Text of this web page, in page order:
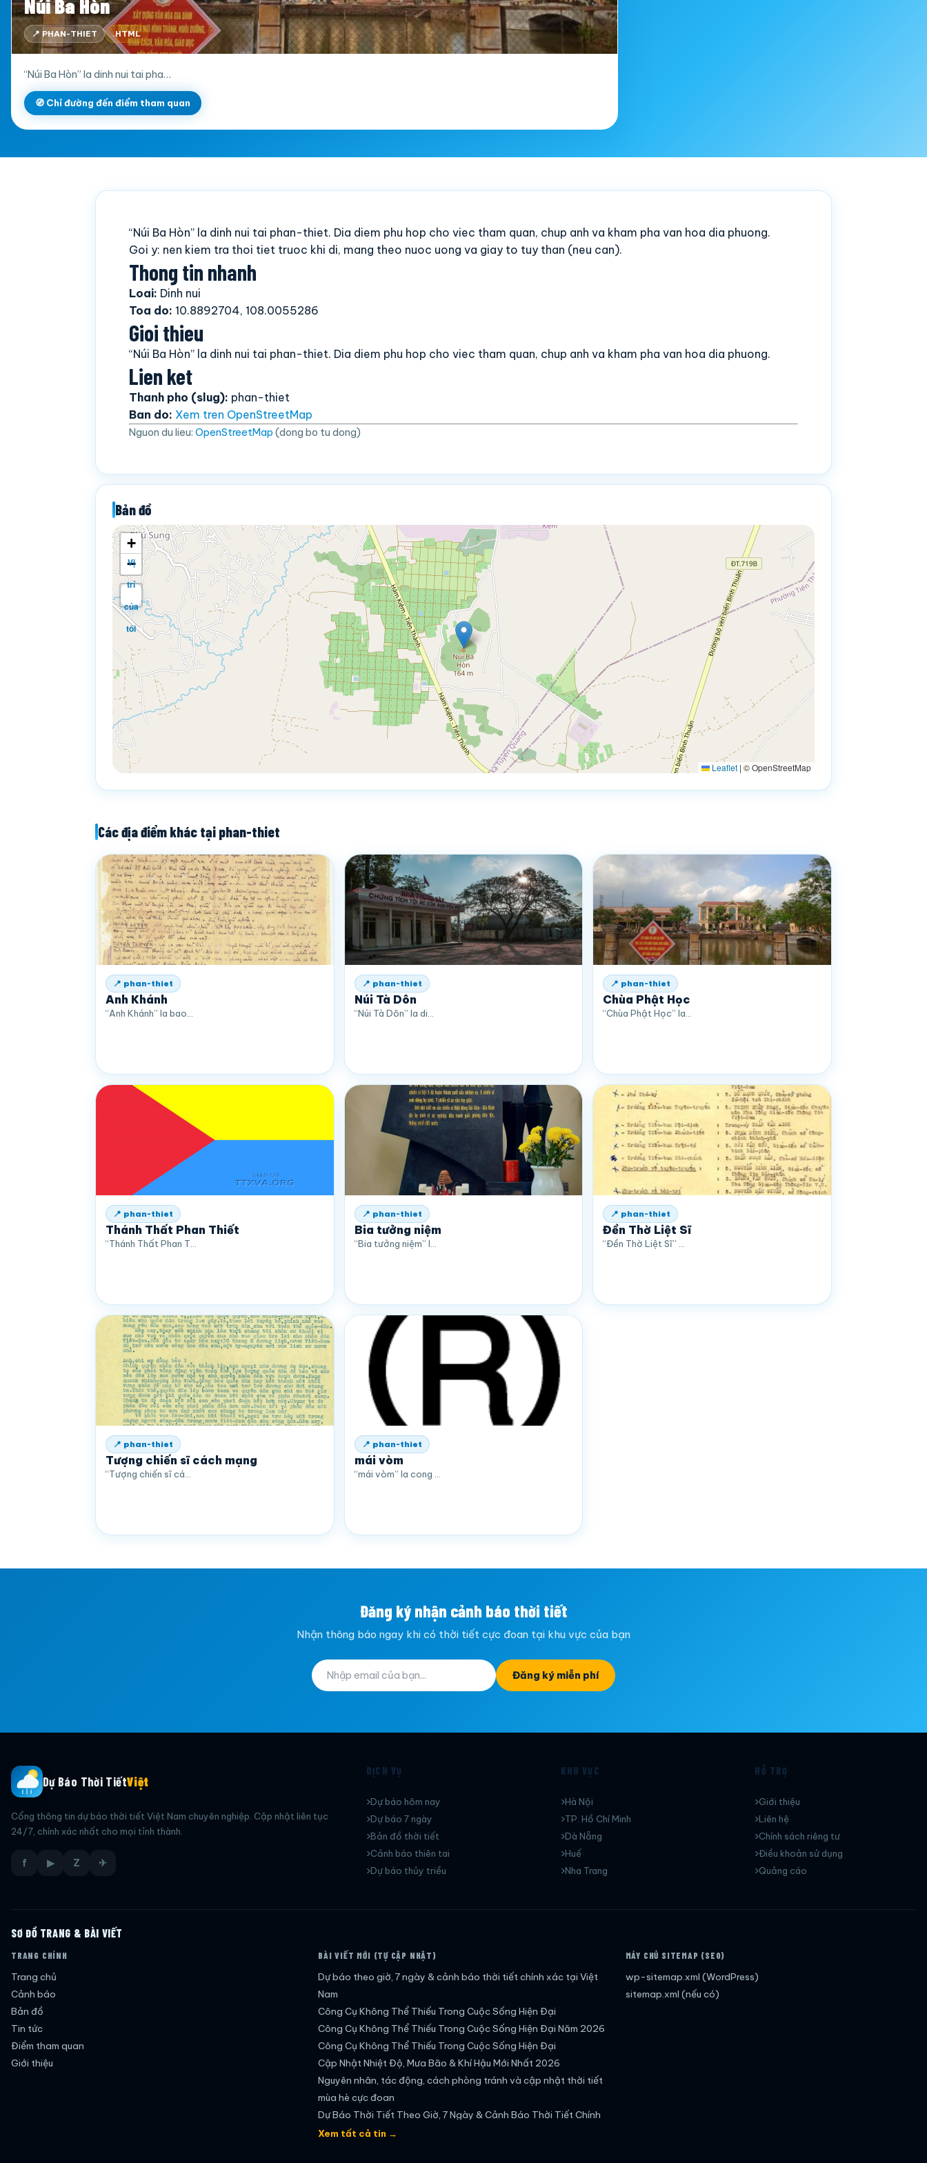
Núi Ba Hòn
📍 PHAN-THIET .HTML
“Núi Ba Hòn” la dinh nui tai pha…
🧭 Chỉ đường đến điểm tham quan
“Núi Ba Hòn” la dinh nui tai phan-thiet. Dia diem phu hop cho viec tham quan, chup anh va kham pha van hoa dia phuong.
Goi y: nen kiem tra thoi tiet truoc khi di, mang theo nuoc uong va giay to tuy than (neu can).
Thong tin nhanh
Loai: Dinh nui
Toa do: 10.8892704, 108.0055286
Gioi thieu
“Núi Ba Hòn” la dinh nui tai phan-thiet. Dia diem phu hop cho viec tham quan, chup anh va kham pha van hoa dia phuong.
Lien ket
Thanh pho (slug): phan-thiet
Ban do: Xem tren OpenStreetMap
Nguon du lieu: OpenStreetMap (dong bo tu dong)
Bản đồ
+
−
Vị
trí
của
tôi
Leaflet | © OpenStreetMap
Các địa điểm khác tại phan-thiet
📍 phan-thiet
Anh Khánh
“Anh Khánh” la bao…
📍 phan-thiet
Núi Tà Dôn
“Núi Tà Dôn” la di…
📍 phan-thiet
Chùa Phật Học
“Chùa Phật Học” la…
📍 phan-thiet
Thánh Thất Phan Thiết
“Thánh Thất Phan T…
📍 phan-thiet
Bia tưởng niệm
“Bia tưởng niệm” l…
📍 phan-thiet
Đền Thờ Liệt Sĩ
“Đền Thờ Liệt Sĩ” …
📍 phan-thiet
Tượng chiến sĩ cách mạng
“Tượng chiến sĩ cá…
📍 phan-thiet
mái vòm
“mái vòm” la cong …
Đăng ký nhận cảnh báo thời tiết
Nhận thông báo ngay khi có thời tiết cực đoan tại khu vực của bạn
Đăng ký miễn phí
Dự Báo Thời TiếtViệt
Cổng thông tin dự báo thời tiết Việt Nam chuyên nghiệp. Cập nhật liên tục
24/7, chính xác nhất cho mọi tỉnh thành.
f ▶ Z ✈
DỊCH VỤ
Dự báo hôm nay
Dự báo 7 ngày
Bản đồ thời tiết
Cảnh báo thiên tai
Dự báo thủy triều
KHU VỰC
Hà Nội
TP. Hồ Chí Minh
Dà Nẵng
Huế
Nha Trang
HỖ TRỢ
Giới thiệu
Liên hệ
Chính sách riêng tư
Điều khoản sử dụng
Quảng cáo
SƠ ĐỒ TRANG & BÀI VIẾT
TRANG CHÍNH
Trang chủ
Cảnh báo
Bản đồ
Tin tức
Điểm tham quan
Giới thiệu
BÀI VIẾT MỚI (TỰ CẬP NHẬT)
Dự báo theo giờ, 7 ngày & cảnh báo thời tiết chính xác tại Việt
Nam
Công Cụ Không Thể Thiếu Trong Cuộc Sống Hiện Đại
Công Cụ Không Thể Thiếu Trong Cuộc Sống Hiện Đại Năm 2026
Công Cụ Không Thể Thiếu Trong Cuộc Sống Hiện Đại
Cập Nhật Nhiệt Độ, Mưa Bão & Khí Hậu Mới Nhất 2026
Nguyên nhân, tác động, cách phòng tránh và cập nhật thời tiết
mùa hè cực đoan
Dự Báo Thời Tiết Theo Giờ, 7 Ngày & Cảnh Báo Thời Tiết Chính
Xác Nhất
Xem tất cả tin →
MÁY CHỦ SITEMAP (SEO)
wp-sitemap.xml (WordPress)
sitemap.xml (nếu có)